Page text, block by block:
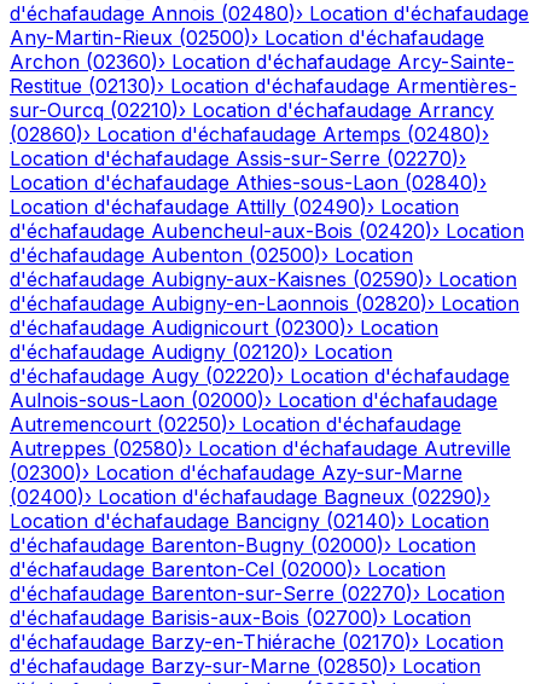
d'échafaudage Annois (02480)› Location d'échafaudage
Any-Martin-Rieux (02500)› Location d'échafaudage
Archon (02360)› Location d'échafaudage Arcy-Sainte-
Restitue (02130)› Location d'échafaudage Armentières-
sur-Ourcq (02210)› Location d'échafaudage Arrancy
(02860)› Location d'échafaudage Artemps (02480)›
Location d'échafaudage Assis-sur-Serre (02270)›
Location d'échafaudage Athies-sous-Laon (02840)›
Location d'échafaudage Attilly (02490)› Location
d'échafaudage Aubencheul-aux-Bois (02420)› Location
d'échafaudage Aubenton (02500)› Location
d'échafaudage Aubigny-aux-Kaisnes (02590)› Location
d'échafaudage Aubigny-en-Laonnois (02820)› Location
d'échafaudage Audignicourt (02300)› Location
d'échafaudage Audigny (02120)› Location
d'échafaudage Augy (02220)› Location d'échafaudage
Aulnois-sous-Laon (02000)› Location d'échafaudage
Autremencourt (02250)› Location d'échafaudage
Autreppes (02580)› Location d'échafaudage Autreville
(02300)› Location d'échafaudage Azy-sur-Marne
(02400)› Location d'échafaudage Bagneux (02290)›
Location d'échafaudage Bancigny (02140)› Location
d'échafaudage Barenton-Bugny (02000)› Location
d'échafaudage Barenton-Cel (02000)› Location
d'échafaudage Barenton-sur-Serre (02270)› Location
d'échafaudage Barisis-aux-Bois (02700)› Location
d'échafaudage Barzy-en-Thiérache (02170)› Location
d'échafaudage Barzy-sur-Marne (02850)› Location